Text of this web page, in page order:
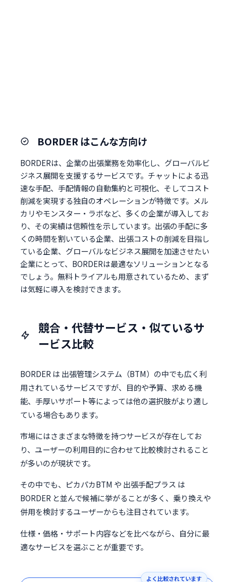
BORDER はこんな方向け
BORDERは、企業の出張業務を効率化し、グローバルビ
ジネス展開を支援するサービスです。チャットによる迅
速な手配、手配情報の自動集約と可視化、そしてコスト
削減を実現する独自のオペレーションが特徴です。メル
カリやモンスター・ラボなど、多くの企業が導入してお
り、その実績は信頼性を示しています。出張の手配に多
くの時間を割いている企業、出張コストの削減を目指し
ている企業、グローバルなビジネス展開を加速させたい
企業にとって、BORDERは最適なソリューションとなる
でしょう。無料トライアルも用意されているため、まず
は気軽に導入を検討できます。
競合・代替サービス・似ているサ
ービス比較
BORDER は 出張管理システム（BTM）の中でも広く利
用されているサービスですが、目的や予算、求める機
能、手厚いサポート等によっては他の選択肢がより適し
ている場合もあります。
市場にはさまざまな特徴を持つサービスが存在してお
り、ユーザーの利用目的に合わせて比較検討されること
が多いのが現状です。
その中でも、ピカパカBTM や 出張手配プラス は
BORDER と並んで候補に挙がることが多く、乗り換えや
併用を検討するユーザーからも注目されています。
仕様・価格・サポート内容などを比べながら、自分に最
適なサービスを選ぶことが重要です。
よく比較されています